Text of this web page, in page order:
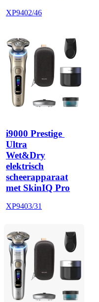
XP9402/46
i9000 Prestige
Ultra
Wet&Dry
elektrisch
scheerapparaat
met SkinIQ Pro
XP9403/31